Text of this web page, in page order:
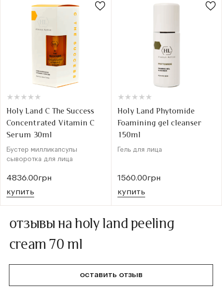
★
★ ★
★ ★
★ ★
★ ★
★
Holy Land C The Success
Concentrated Vitamin C
Serum 30ml
Бустер милликапсулы
сыворотка для лица
4836.00грн
купить
★
★ ★
★ ★
★ ★
★ ★
★
Holy Land Phytomide
Foamining gel cleanser
150ml
Гель для лица
1560.00грн
купить
отзывы на holy land peeling
cream 70 ml
оставить отзыв